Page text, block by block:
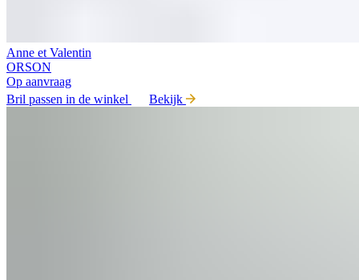
Anne et Valentin
ORSON
Op aanvraag
Bril passen in de winkel
Bekijk